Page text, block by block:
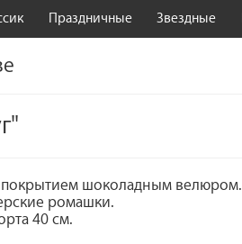
Праздничные Звездные
покрытием шоколадным велюром.
ромашки.
40 см.